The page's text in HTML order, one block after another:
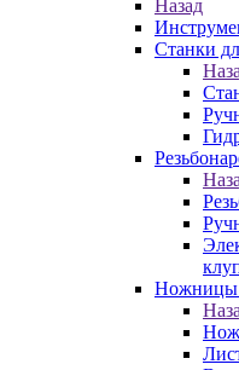
Назад
Станки
Ножницы